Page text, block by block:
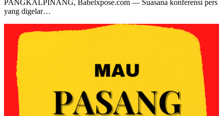
PANGKALPINANG, Babelxpose.com — Suasana konferensi pers
yang digelar…